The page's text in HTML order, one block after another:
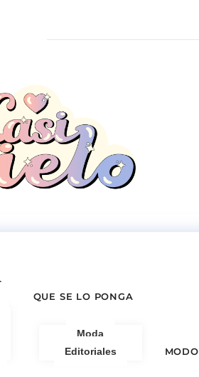
QUE SE LO PONGA
Moda
Editoriales